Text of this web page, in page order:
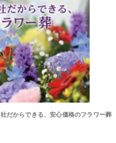
だからできる、安心価格のフラワー葬